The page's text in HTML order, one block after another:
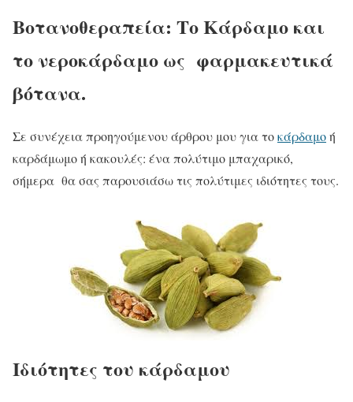
Βοτανοθεραπεία: Το Κάρδαμο και
το νεροκάρδαμο ως φαρμακευτικά
βότανα.
Σε συνέχεια προηγούμενου άρθρου μου για τοκάρδαμοή
καρδάμωμο ή κακουλές: ένα πολύτιμο μπαχαρικό,
σήμερα θα σας παρουσιάσω τις πολύτιμες ιδιότητες τους.
Ιδιότητες του κάρδαμου